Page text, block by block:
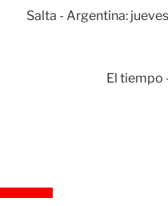
Salta - Argentina:
El tiempo